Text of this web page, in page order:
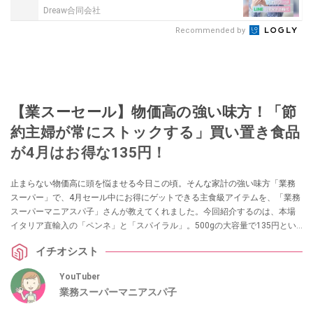
Dreaw合同会社
Recommended by
【業スーセール】物価高の強い味方！「節
約主婦が常にストックする」買い置き食品
が4月はお得な135円！
止まらない物価高に頭を悩ませる今日この頃。そんな家計の強い味方「業務
スーパー」で、4月セール中にお得にゲットできる主食級アイテムを、「業務
スーパーマニアスパ子」さんが教えてくれました。今回紹介するのは、本場
イタリア直輸入の「ペンネ」と「スパイラル」。500gの大容量で135円とい
とともに、その魅力をお届けします。
イチオシスト
YouTuber
業務スーパーマニアスパ子